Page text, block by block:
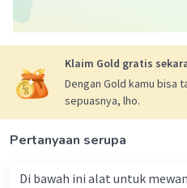
Klaim Gold gratis
Dengan Gold kamu bisa
sepuasnya, lho.
Pertanyaan serupa
Di bawah ini alat untuk